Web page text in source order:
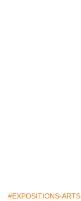
#EXPOSITIONS-ARTS